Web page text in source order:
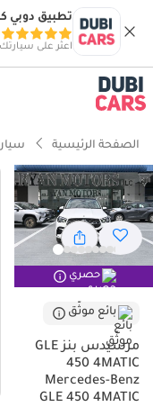
تطبيق دوبي
اعثر على سيارتك
الصفحة الرئيسية
حصري
بائع موثّق
مرسيدس بنز GLE
450 4MATIC
Mercedes-Benz
GLE 450 4MATIC